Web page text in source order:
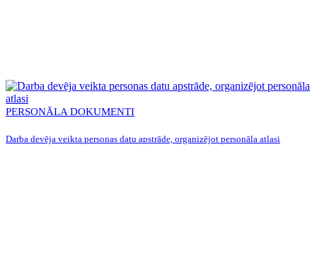
PERSONĀLA DOKUMENTI
Darba devēja veikta personas datu apstrāde, organizējot personāla atlasi